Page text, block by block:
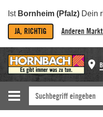
Ist Bornheim (Pfalz) Dein
JA, RICHTIG Anderen